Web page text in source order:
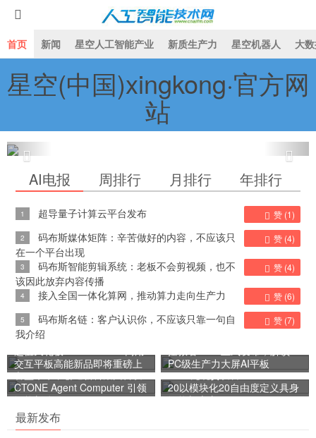
星空(中国)xingkong·官方网
站
星空人工智能蘑菇视频下载
免费观看网
首页 新闻 星空人工智能产业 新质生产力 星空机器人 大
拯救者Y900正式发布，解锁PC级生产力大屏AI平板
AI电报 周排行 月排行 年排行
赞 (1)
1 超导量子计算云平台发布
赞 (4)
2
码布斯媒体矩阵：辛苦做好的内容，不应该只
在一个平台出现
赞 (4)
3
码布斯智能剪辑系统：老板不会剪视频，也不
该因此放弃内容传播
赞 (6)
4 接入全国一体化算网，推动算力走向生产力
赞 (7)
5
码布斯名链：客户认识你，不应该只靠一句自
我介绍
交互平板高能新品即将重磅上
市
PC级生产力大屏AI平板
智盈未来，创通新科集团首发
CTONE Agent Computer 引领
智能新体验
9998元现货发售：Gaia Hand
20以模块化20自由度定义具身
智能新底座
最新发布